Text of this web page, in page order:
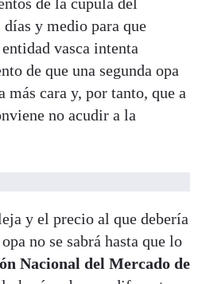
días y medio para que
vasca intenta
de que una segunda opa
más cara y, por tanto, que a
no acudir a la
y el precio al que debería
no se sabrá hasta que lo
Nacional del Mercado de